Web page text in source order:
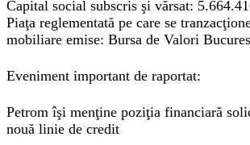
Capital social subscris şi vărsat:
Piaţa reglementată pe care se
mobiliare emise: Bursa de Valori
Eveniment important de raportat:
Petrom îşi menţine poziţia financiară
nouă linie de credit